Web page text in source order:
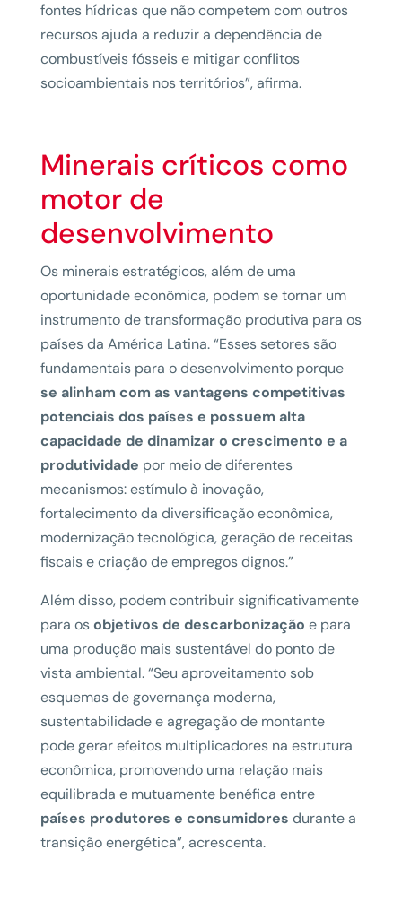
fontes hídricas que não competem com outros
recursos ajuda a reduzir a dependência de
combustíveis fósseis e mitigar conflitos
socioambientais nos territórios”, afirma.
Minerais críticos como
motor de
desenvolvimento
Os minerais estratégicos, além de uma
oportunidade econômica, podem se tornar um
instrumento de transformação produtiva para os
países da América Latina. “Esses setores são
fundamentais para o desenvolvimento porque
se alinham com as vantagens competitivas
potenciais dos países e possuem alta
capacidade de dinamizar o crescimento e a
produtividade por meio de diferentes
mecanismos: estímulo à inovação,
fortalecimento da diversificação econômica,
modernização tecnológica, geração de receitas
fiscais e criação de empregos dignos.”
Além disso, podem contribuir significativamente
para osobjetivos de descarbonização e para
uma produção mais sustentável do ponto de
vista ambiental. “Seu aproveitamento sob
esquemas de governança moderna,
sustentabilidade e agregação de montante
pode gerar efeitos multiplicadores na estrutura
econômica, promovendo uma relação mais
equilibrada e mutuamente benéfica entre
países produtores e consumidores durante a
transição energética”, acrescenta.